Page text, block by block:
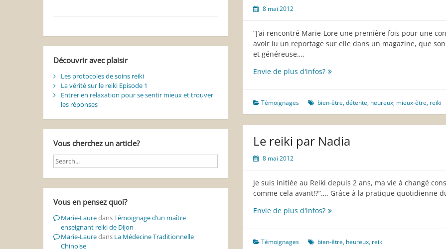
8 mai 2012
“J’ai rencontré Marie-Lore une première fois pour une
avoir lu un reportage sur elle dans un magazine, que
et généreuse….
Envie de plus d'infos?Le
3
mois
d’initiation
Florence
Témoignages bien-être,détente, heureux, mieux-être, reiki
Le reiki par Nadia
8 mai 2012
Je suis initiée au Reiki depuis 2 ans, ma vie à changé
comme cela avant!?”…. Grâce à la pratique quotidienne
Envie de plus d'infos?Le
Nadia
Témoignages bien-être, heureux, reiki
Découvrir avec plaisir
Les protocoles de soins reiki
La vérité sur le reiki Episode 1
Entrer en relaxation pour se sentir mieux et trouver
les réponses
Vous cherchez un article?
Vous en pensez quoi?
Marie-LauredansTémoignage d’un maître
enseignant reiki de Dijon
Marie-Lauredans La Médecine Traditionnelle
Chinoise